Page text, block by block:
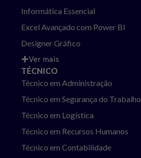
Informática Essencial
Excel Avançado com Power BI
Designer Gráfico
Ver mais
TÉCNICO
Técnico em Administração
Técnico em Segurança do Trabalho
Técnico em Logística
Técnico em Recursos Humanos
Técnico em Contabilidade